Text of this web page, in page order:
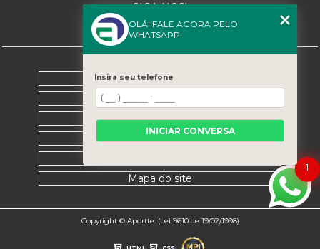
SIGA-NOS!
Home
Sobre nós
Serviços
Contato
Mapa do site
Copyright © Aportte. (Lei 9610 de 19/02/1998)
1
OLÁ! FALE AGORA PELO
WHATSAPP
Insira seu telefone
INICIAR CONVERSA